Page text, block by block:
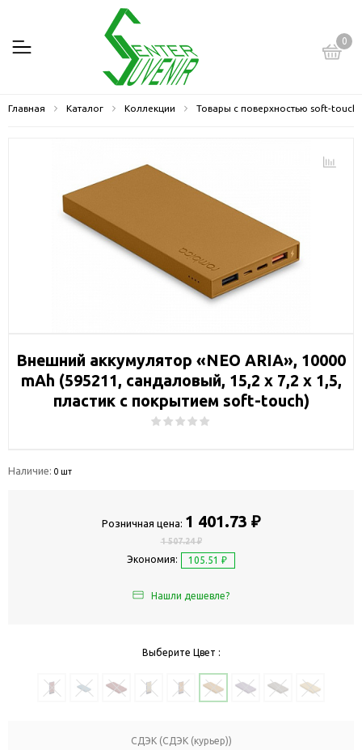
0
Главная Каталог Коллекции Товары с поверхностью soft-touch
Внешний аккумулятор «NEO ARIA», 10000
mAh (595211, сандаловый, 15,2 х 7,2 х 1,5,
пластик с покрытием soft-touch)
Наличие: 0 шт
Розничная цена: 1 401.73 ₽
1 507.24 ₽
Экономия: 105.51 ₽
Нашли дешевле?
Выберите Цвет :
СДЭК (СДЭК (курьер))